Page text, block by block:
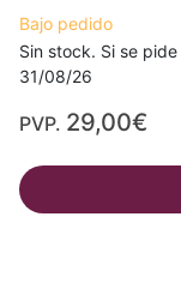
Bajo pedido
Sin stock. Si se
31/08/26
PVP. 29,00€